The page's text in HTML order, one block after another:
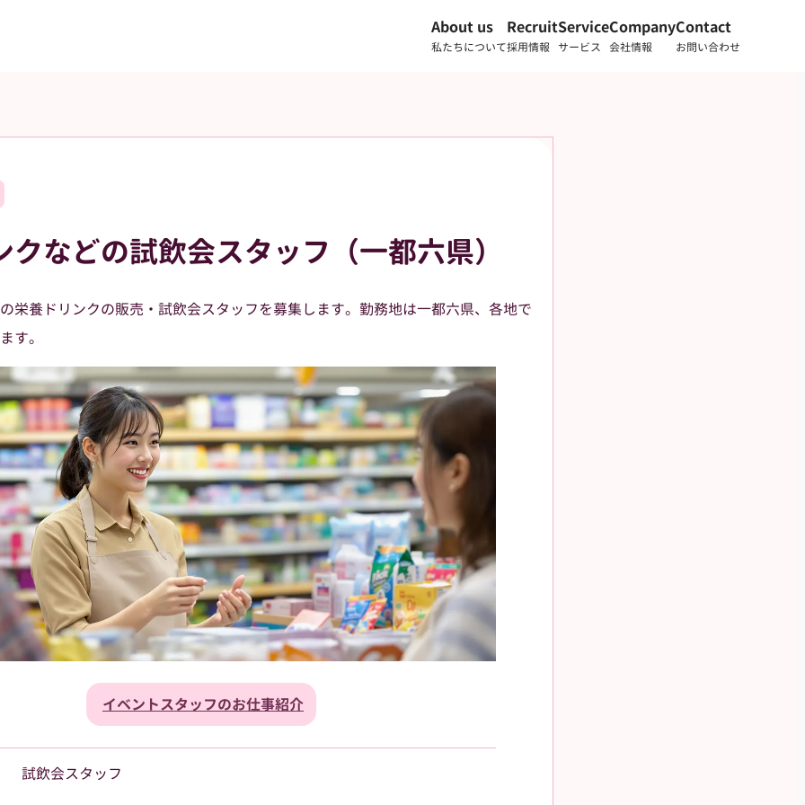
About us
私たちについて
Recruit
採用情報
Service
サービス
Company
会社情報
Contact
お問い合わせ
などの試飲会スタッフ（一都六県）
栄養ドリンクの販売・試飲会スタッフを募集します。勤務地は一都六県、各地で
す。
イベントスタッフのお仕事紹介
試飲会スタッフ